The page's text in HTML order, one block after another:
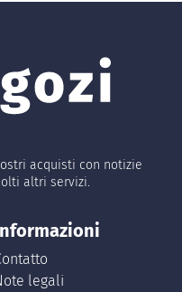
acquisti con notizie
altri servizi.
legali